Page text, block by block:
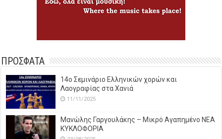
ΠΡΟΣΦΑΤΑ
14o Σεμινάριο Ελληνικών χορών και
Λαογραφίας στα Χανιά
11/11/2025
Μανώλης Γαργουλάκης – Μικρό Αγαπημένο NEΑ
ΚΥΚΛΟΦΟΡΙΑ